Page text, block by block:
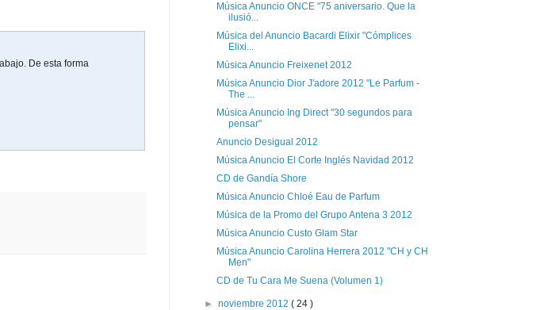
De esta forma
Música Anuncio ONCE "75 aniversario. Que la
ilusió...
Música del Anuncio Bacardi Elixir "Cómplices
Elixi...
Música Anuncio Freixenet 2012
Música Anuncio Dior J'adore 2012 "Le Parfum -
The ...
Música Anuncio Ing Direct "30 segundos para
pensar"
Anuncio Desigual 2012
Música Anuncio El Corte Inglés Navidad 2012
CD de Gandía Shore
Música Anuncio Chloé Eau de Parfum
Música de la Promo del Grupo Antena 3 2012
Música Anuncio Custo Glam Star
Música Anuncio Carolina Herrera 2012 "CH y CH
Men"
CD de Tu Cara Me Suena (Volumen 1)
►noviembre 2012( 24 )